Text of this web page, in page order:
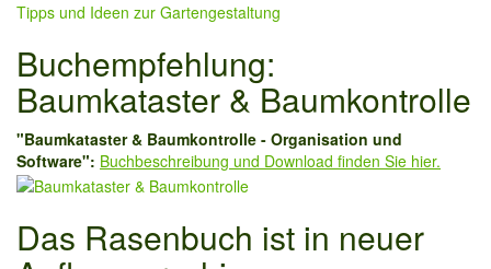
Tipps und Ideen zur Gartengestaltung
Buchempfehlung:
Baumkataster & Baumkontrolle
"Baumkataster & Baumkontrolle - Organisation und
Software": Buchbeschreibung und Download finden Sie hier.
Das Rasenbuch ist in neuer